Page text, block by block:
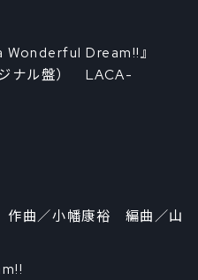
Dream!!』
ナル盤） LACA-
曲／小幡康裕 編曲／山